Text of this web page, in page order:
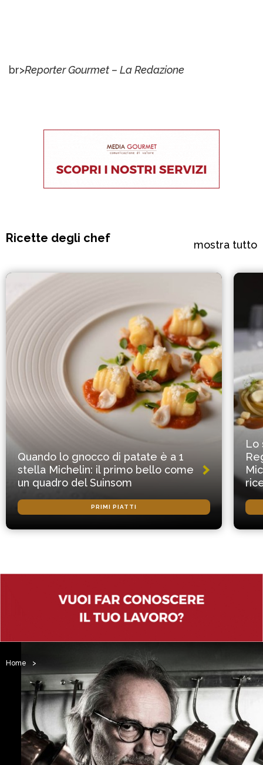
br>Reporter Gourmet – La Redazione
Ricette degli chef mostra tutto
Quando lo gnocco di patate è a 1
stella Michelin: il primo bello come
un quadro del Suinsom
PRIMI PIATTI
Lo
Home >